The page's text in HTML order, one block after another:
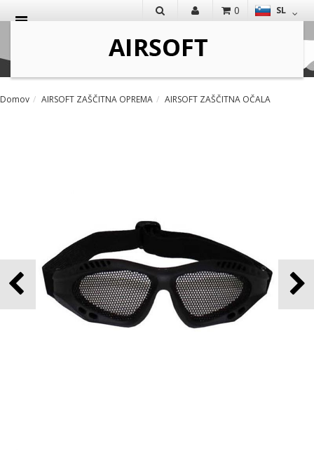
SL
0
Domov AIRSOFT ZAŠČITNA OPREMA AIRSOFT ZAŠČITNA OČALA